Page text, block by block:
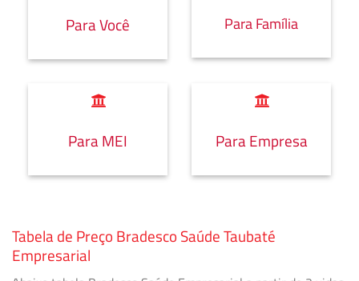
Para Você Para Família
Para MEI Para Empresa
Tabela de Preço Bradesco Saúde Taubaté
Empresarial